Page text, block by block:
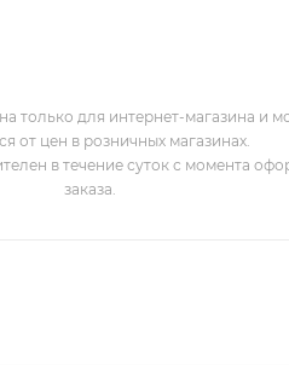
только для интернет-магазина и
от цен в розничных магазинах.
в течение суток с момента
заказа.